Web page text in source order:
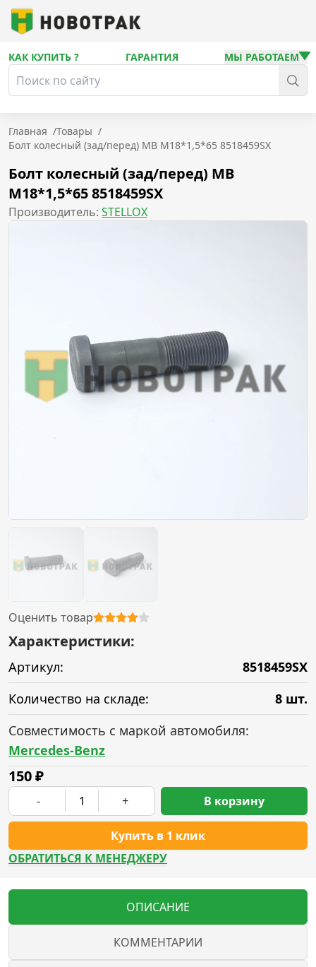
КАК КУПИТЬ ? ГАРАНТИЯ МЫ РАБОТАЕМ
Главная /Товары /
Болт колесный (зад/перед) MB М18*1,5*65 8518459SX
Болт колесный (зад/перед) MB
М18*1,5*65 8518459SX
Производитель: STELLOX
Оценить товар
Характеристики:
Артикул:
8518459SX
Количество на складе:
8 шт.
Совместимость с маркой автомобиля:
Mercedes-Benz
150₽
- +
Купить в 1 клик
В корзину
ОБРАТИТЬСЯ К МЕНЕДЖЕРУ
ОПИСАНИЕ
КОММЕНТАРИИ